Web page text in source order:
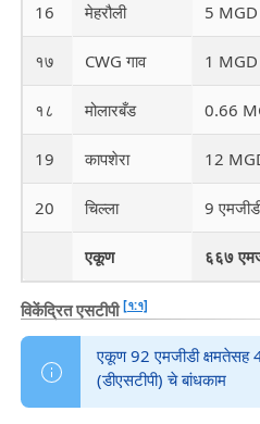
16 मेहरौली 5 MGD
१७ CWG गाव 1 MGD
१८ मोलारबँड 0.66
19 कापशेरा 12
20 चिल्ला 9
एकूण ६६७
विकेंद्रित एसटीपी[१:१]
एकूण 92 एमजीडी क्षमतेसह
(डीएसटीपी) चे बांधकाम